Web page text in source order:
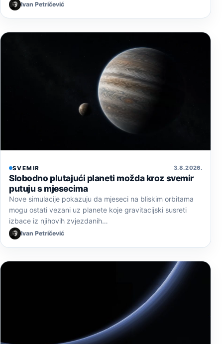
Ivan Petričević
SVEMIR 3. 8. 2026.
Slobodno plutajući planeti možda kroz svemir
putuju s mjesecima
Nove simulacije pokazuju da mjeseci na bliskim orbitama
mogu ostati vezani uz planete koje gravitacijski susreti
izbace iz njihovih zvjezdanih…
Ivan Petričević